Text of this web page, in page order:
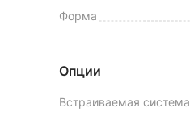
Форма
Опции
Встраиваемая система